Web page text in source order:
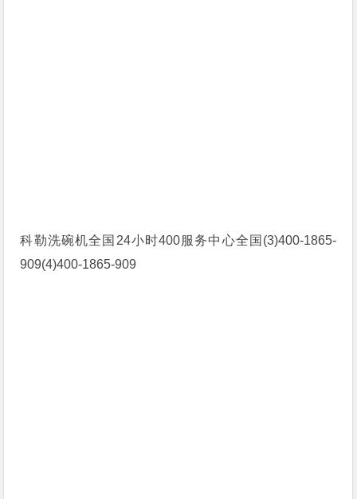
科勒洗碗机全国24小时400服务中心全国(3)400-1865-
909(4)400-1865-909